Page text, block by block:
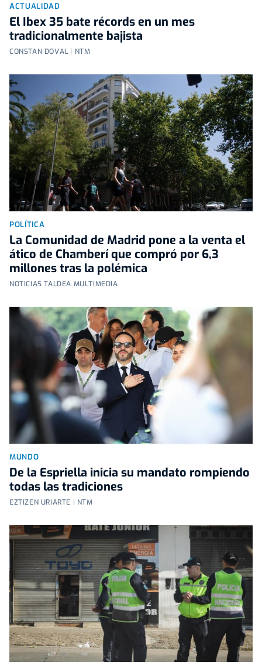
ACTUALIDAD
El Ibex 35 bate récords en un mes
tradicionalmente bajista
CONSTAN DOVAL | NTM
POLÍTICA
La Comunidad de Madrid pone a la venta el
ático de Chamberí que compró por 6,3
millones tras la polémica
NOTICIAS TALDEA MULTIMEDIA
MUNDO
De la Espriella inicia su mandato rompiendo
todas las tradiciones
EZTIZEN URIARTE | NTM